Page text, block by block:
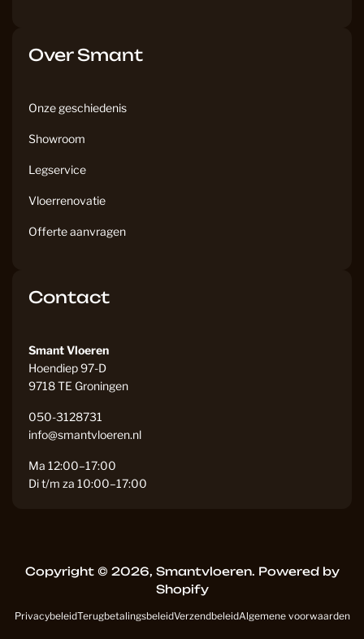
Over Smant
Onze geschiedenis
Showroom
Legservice
Vloerrenovatie
Offerte aanvragen
Contact
Smant Vloeren
Hoendiep 97-D
9718 TE Groningen
050-3128731
info@smantvloeren.nl
Ma 12:00–17:00
Di t/m za 10:00–17:00
Copyright © 2026, Smantvloeren. Powered by
Shopify
PrivacybeleidTerugbetalingsbeleidVerzendbeleidAlgemene voorwaarden